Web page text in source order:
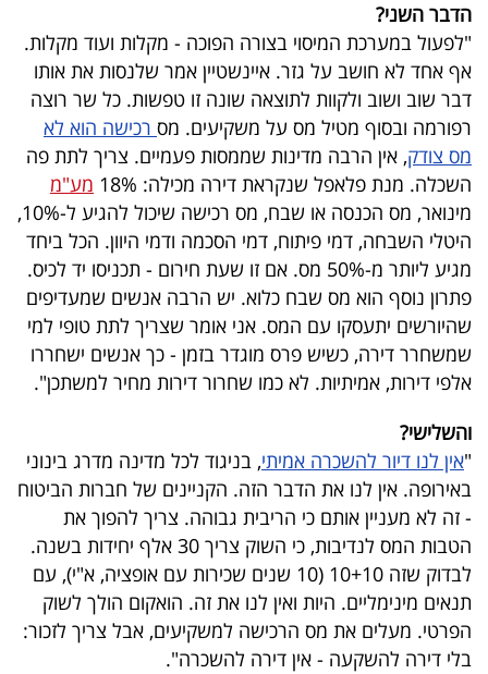
הדבר השני?
"לפעול במערכת המיסוי בצורה הפוכה - מקלות ועוד מקלות.
אף אחד לא חושב על גזר. איינשטיין אמר שלנסות את אותו
דבר שוב ושוב ולקוות לתוצאה שונה זו טפשות. כל שר רוצה
רפורמה ובסוף מטיל מס על משקיעים. מס רכישה הוא לא
מס צודק, אין הרבה מדינות שממסות פעמיים. צריך לתת פה
השכלה. מנת פלאפל שנקראת דירה מכילה: 18%
מע"מ
מינואר, מס הכנסה או שבח, מס רכישה שיכול להגיע ל-10%,
היטלי השבחה, דמי פיתוח, דמי הסכמה ודמי היוון. הכל ביחד
מגיע ליותר מ-50% מס. אם זו שעת חירום - תכניסו יד לכיס.
פתרון נוסף הוא מס שבח כלוא. יש הרבה אנשים שמעדיפים
שהיורשים יתעסקו עם המס. אני אומר שצריך לתת טופי למי
שמשחרר דירה, כשיש פרס מוגדר בזמן - כך אנשים ישחררו
אלפי דירות, אמיתיות. לא כמו שחרור דירות מחיר למשתכן".
והשלישי?
"אין לנו דיור להשכרה אמיתי, בניגוד לכל מדינה מדרג בינוני
באירופה. אין לנו את הדבר הזה. הקניינים של חברות הביטוח
- זה לא מעניין אותם כי הריבית גבוהה. צריך להפוך את
הטבות המס לנדיבות, כי השוק צריך 30 אלף יחידות בשנה.
לבדוק שזה 10+10 (10 שנים שכירות עם אופציה, א"י), עם
תנאים מינימליים. היות ואין לנו את זה. הואקום הולך לשוק
הפרטי. מעלים את מס הרכישה למשקיעים, אבל צריך לזכור:
בלי דירה להשקעה - אין דירה להשכרה".